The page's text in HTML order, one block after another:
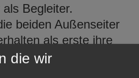
Begleiter.
beiden Außenseiter
als erste ihre
die ihnen Freunde
sollen. Ida wird der
die wir